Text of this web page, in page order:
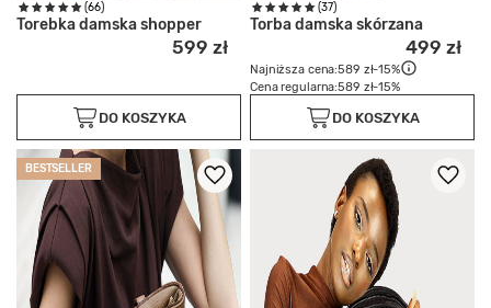
(66)
Torebka damska shopper
599 zł
DO KOSZYKA
(37)
Torba damska skórzana
499 zł
Najniższa cena:589 zł-15%
Cena regularna:589 zł-15%
DO KOSZYKA
BESTSELLER